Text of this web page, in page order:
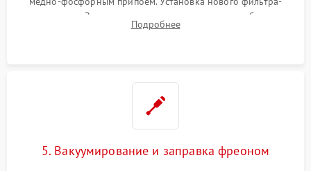
осушителя. Замена изношенных вентиляторов обдува,
сломанных заслонок или поврежденных дверных петель.
Подробнее
5. Вакуумирование и заправка фреоном